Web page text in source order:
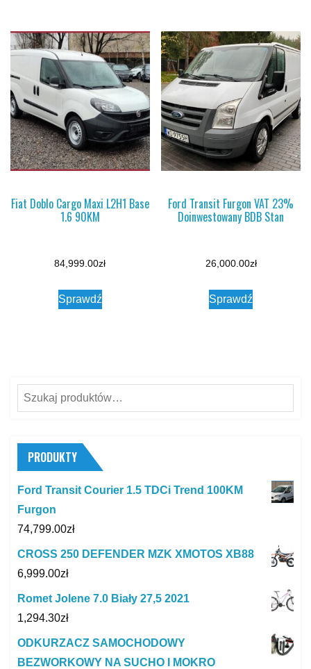
Fiat Doblo Cargo Maxi L2H1 Base
1.6 90KM
84,999.00zł
Sprawdź
Ford Transit Furgon VAT 23%
Doinwestowany BDB Stan
26,000.00zł
Sprawdź
Szukaj:
PRODUKTY
Ford Transit Courier 1.5 TDCi Trend 100KM
Furgon
74,799.00zł
CROSS 250 DEFENDER MZK XMOTOS XB88
6,999.00zł
Romet Jolene 7.0 Biały 27,5 2021
1,294.30zł
ODKURZACZ SAMOCHODOWY
BEZWORKOWY NA SUCHO I MOKRO